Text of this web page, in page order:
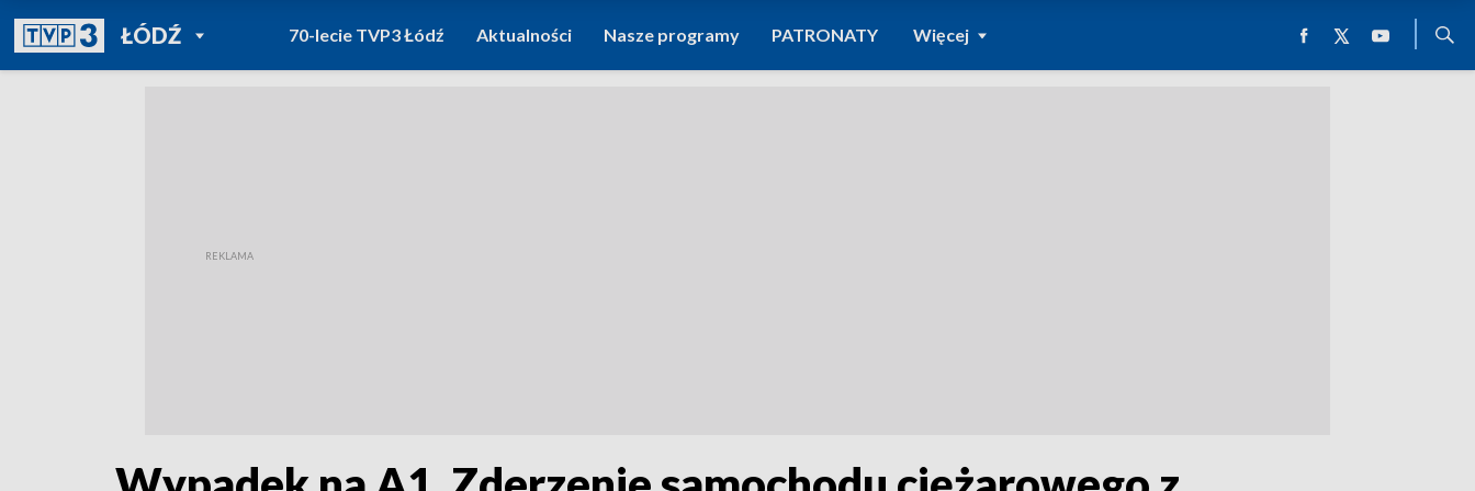
ŁÓDŹPOWRÓT DO
TVP REGIONY
70-lecie TVP3 Łódź Aktualności Nasze programy PATRONATY Więcej